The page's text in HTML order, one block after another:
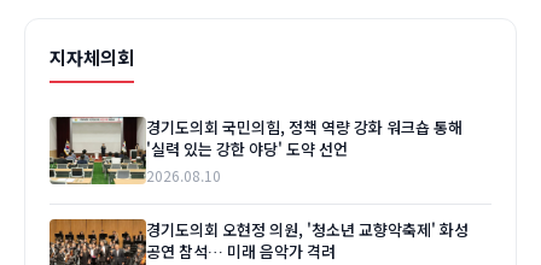
지자체의회
경기도의회 국민의힘, 정책 역량 강화 워크숍 통해
'실력 있는 강한 야당' 도약 선언
2026.08.10
경기도의회 오현정 의원, '청소년 교향악축제' 화성
공연 참석… 미래 음악가 격려